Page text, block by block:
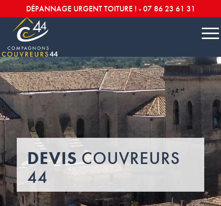
DÉPANNAGE URGENT TOITURE ! -07 86 23 61 31
DEVISCOUVREURS
44